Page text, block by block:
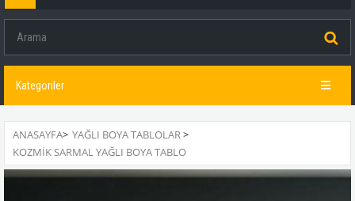
Kategoriler
ANASAYFA> YAĞLI BOYA TABLOLAR>
KOZMİK SARMAL YAĞLI BOYA TABLO